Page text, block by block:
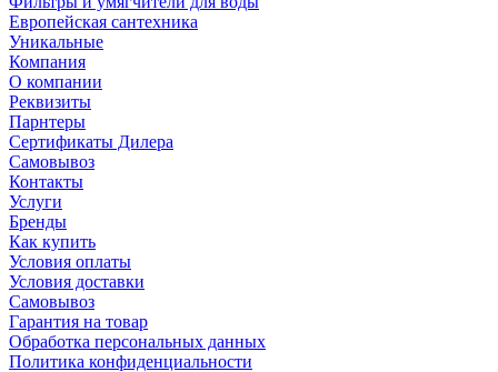
Европейская сантехника
Уникальные
Компания
О компании
Реквизиты
Парнтеры
Сертификаты Дилера
Самовывоз
Контакты
Услуги
Бренды
Как купить
Условия оплаты
Условия доставки
Самовывоз
Гарантия на товар
Обработка персональных данных
Политика конфиденциальности